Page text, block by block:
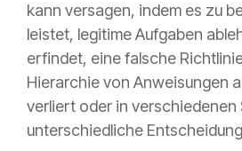
kann versagen, indem es zu
leistet, legitime Aufgaben
erfindet, eine falsche
Hierarchie von Anweisungen
verliert oder in verschiedenen
unterschiedliche